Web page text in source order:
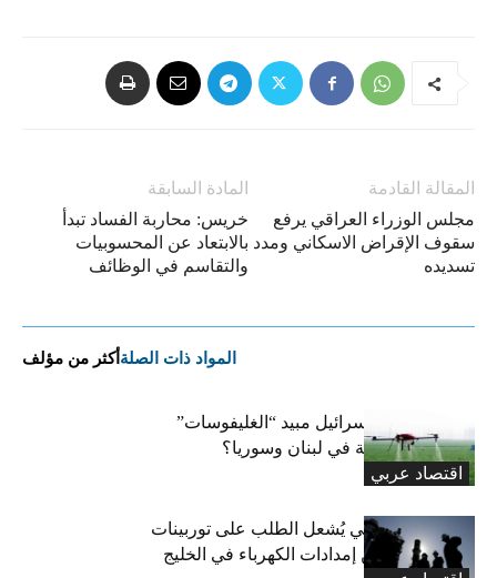
المادة السابقة
خريس: محاربة الفساد تبدأ
بالابتعاد عن المحسوبيات
والتقاسم في الوظائف
المقالة القادمة
مجلس الوزراء العراقي يرفع
سقوف الإقراض الاسكاني ومدد
تسديده
المواد ذات الصلة أكثر من مؤلف
اقتصاد عربي
هل استخدمت إسرائيل مبيد “الغليفوسات”
للإضرار بالزراعة في لبنان وسوريا؟
صراع جيوسياسي يُشعل الطلب على توربينات
الغاز لتعزيز أمن إمدادات الكهرباء في الخليج